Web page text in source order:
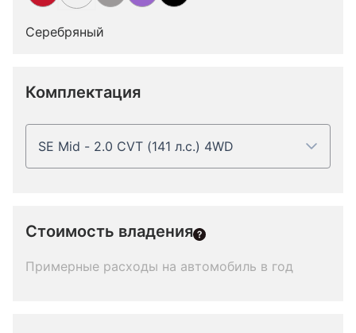
Серебряный
Комплектация
SE Mid - 2.0 CVT (141 л.с.) 4WD
Стоимость владения
Примерные расходы на автомобиль в год